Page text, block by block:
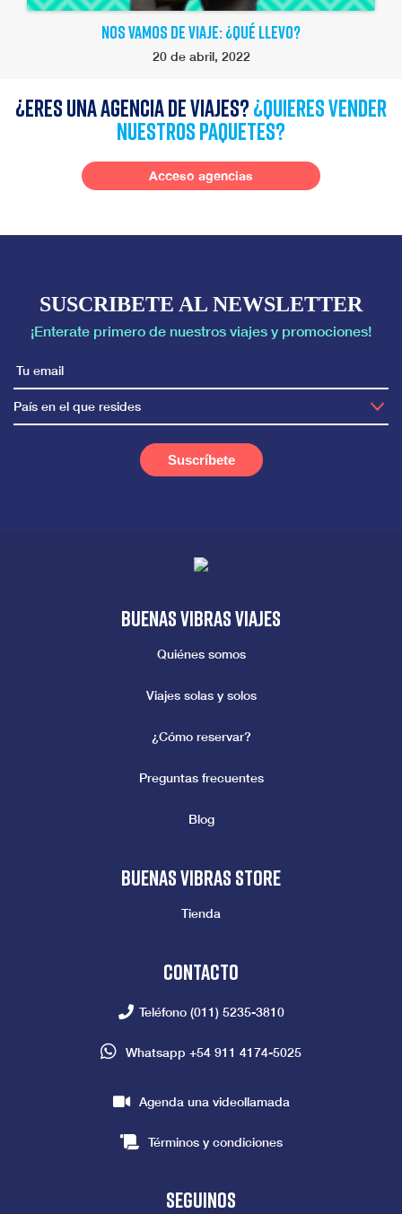
NOS VAMOS DE VIAJE: ¿QUÉ LLEVO?
20 de abril, 2022
¿Eres una agencia de viajes?¿quieres vender
nuestros paquetes?
Acceso agencias
SUSCRIBETE AL NEWSLETTER
¡Enterate primero de nuestros viajes y promociones!
País en el que resides
Buenas vibras viajes
Quiénes somos
Viajes solas y solos
¿Cómo reservar?
Preguntas frecuentes
Blog
Buenas vibras store
Tienda
Contacto
Teléfono (011) 5235-3810
Whatsapp +54 911 4174-5025
Agenda una videollamada
Términos y condiciones
seguinos